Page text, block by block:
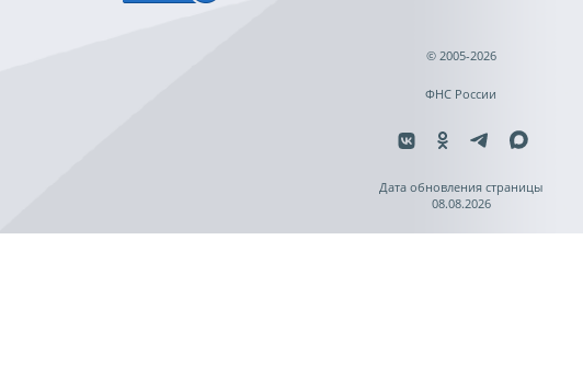
© 2005-2026
ФНС России
Дата обновления страницы
08.08.2026